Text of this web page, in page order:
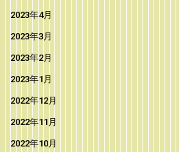
2023年4月
2023年3月
2023年2月
2023年1月
2022年12月
2022年11月
2022年10月